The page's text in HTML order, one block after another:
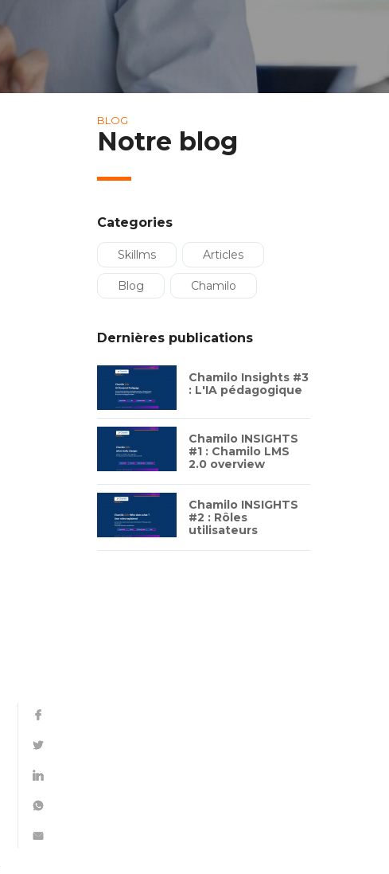
BLOG
Notre blog
Categories
Skillms Articles
Blog Chamilo
Dernières publications
Chamilo Insights #3
: L'IA pédagogique
Chamilo INSIGHTS
#1 : Chamilo LMS
2.0 overview
Chamilo INSIGHTS
#2 : Rôles
utilisateurs